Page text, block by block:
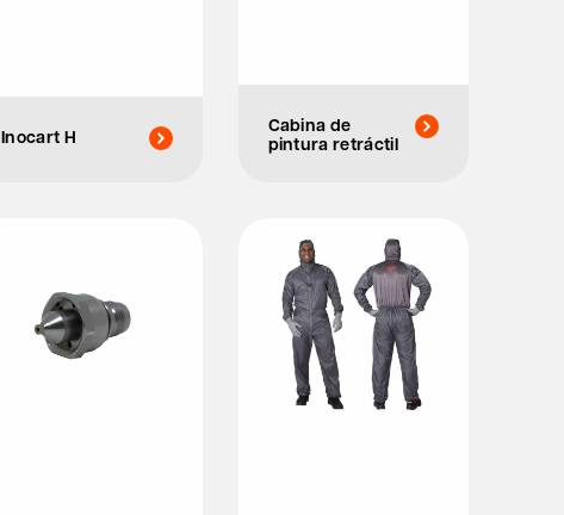
Inocart H
Cabina de
pintura retráctil